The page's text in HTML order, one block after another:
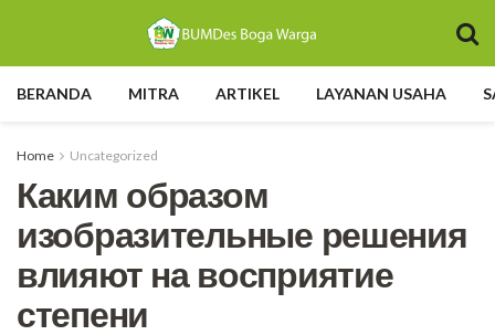
BERANDA MITRA ARTIKEL LAYANAN USAHA
Home Uncategorized
Каким образом
изобразительные решения
влияют на восприятие
степени